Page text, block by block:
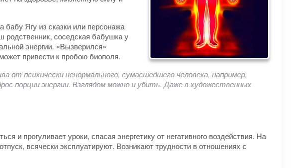
Ягу из сказки или персонажа
родственник, соседская бабушка у
энергии. «Вызверился»
привести к пробою биополя.
психически ненормального, сумасшедшего человека, например,
порции энергии. Взглядом можно и убить. Даже в художественных
и прогуливает уроки, спасая энергетику от негативного воздействия. На
всячески эксплуатируют. Возникают трудности в отношениях с